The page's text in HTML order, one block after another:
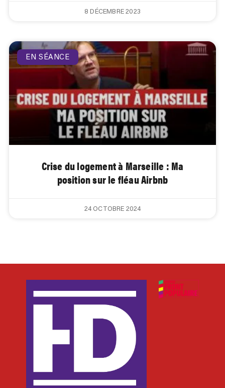
8 DÉCEMBRE 2023
EN SÉANCE
Crise du logement à Marseille : Ma
position sur le fléau Airbnb
24 OCTOBRE 2024